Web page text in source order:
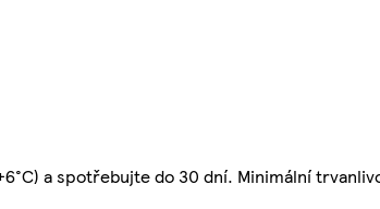
a spotřebujte do 30 dní. Minimální